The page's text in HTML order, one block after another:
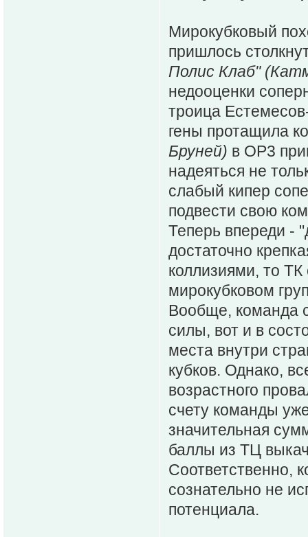
Мирокубковый
пришлось
Полис Клаб"
недооценки
троица
гены протащила
Бруней) в ОР3
надеяться не
слабый кипер
подвести свою
Теперь впереди -
достаточно
коллизиями, то
мирокубковом
Вообще, команда
силы, вот и в
места внутри
кубков. Однако,
возрастного
счету команды
значительная
баллы из ТЦ
Соответственно,
сознательно не
потенциала.